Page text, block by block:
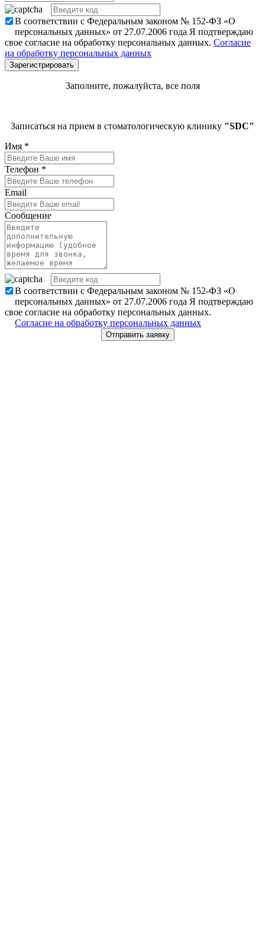
В соответствии с Федеральным законом № 152-ФЗ «О
персональных данных» от 27.07.2006 года Я подтверждаю
свое согласие на обработку персональных данных. Согласие
на обработку персональных данных
Заполните, пожалуйста, все поля
Записаться на прием в стоматологическую клинику "SDC"
Имя *
Телефон *
Email
Сообщение
В соответствии с Федеральным законом № 152-ФЗ «О
персональных данных» от 27.07.2006 года Я подтверждаю
свое согласие на обработку персональных данных.
Согласие на обработку персональных данных